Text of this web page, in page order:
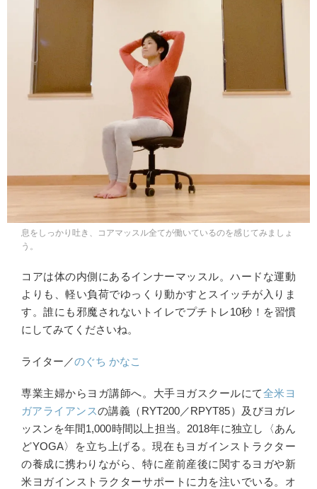
息をしっかり吐き、コアマッスル全てが働いているのを感じてみましょ
う。
コアは体の内側にあるインナーマッスル。ハードな運動
よりも、軽い負荷でゆっくり動かすとスイッチが入りま
す。誰にも邪魔されないトイレでプチトレ10秒！を習慣
にしてみてくださいね。
ライター／のぐち かなこ
専業主婦からヨガ講師へ。大手ヨガスクールにて全米ヨ
ガアライアンスの講義（RYT200／RPYT85）及びヨガレ
ッスンを年間1,000時間以上担当。2018年に独立し〈あん
どYOGA〉を立ち上げる。現在もヨガインストラクター
の養成に携わりながら、特に産前産後に関するヨガや新
米ヨガインストラクターサポートに力を注いでいる。オ